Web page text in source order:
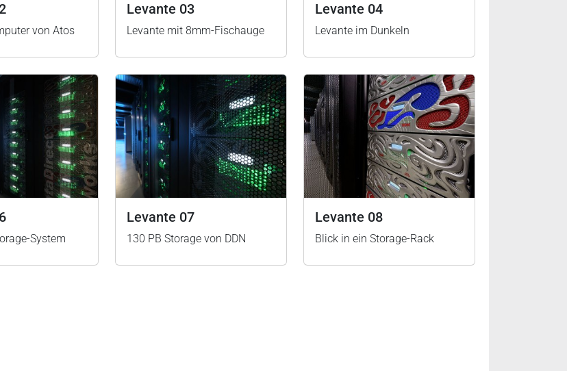
von Atos
Levante 03
Levante mit 8mm-Fischauge
Levante 04
Levante im Dunkeln
System
Levante 07
130 PB Storage von DDN
Levante 08
Blick in ein Storage-Rack